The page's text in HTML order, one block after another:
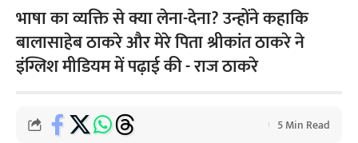
भाषा का व्यक्ति से क्या लेना-देना? उन्होंने कहाकि
बालासाहेब ठाकरे और मेरे पिता श्रीकांत ठाकरे ने
इंग्लिश मीडियम में पढ़ाई की - राज ठाकरे
5 Min Read